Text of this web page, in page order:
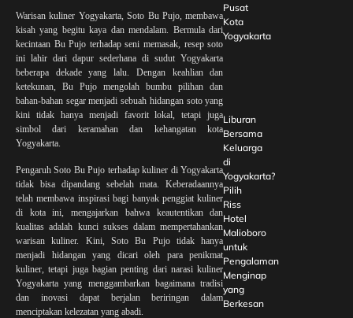
Warisan kuliner Yogyakarta, Soto Bu Pujo, membawa
kisah yang begitu kaya dan mendalam. Bermula dari
kecintaan Bu Pujo terhadap seni memasak, resep soto
ini lahir dari dapur sederhana di sudut Yogyakarta
beberapa dekade yang lalu. Dengan keahlian dan
ketekunan, Bu Pujo mengolah bumbu pilihan dan
bahan-bahan segar menjadi sebuah hidangan soto yang
kini tidak hanya menjadi favorit lokal, tetapi juga
simbol dari keramahan dan kehangatan kota
Yogyakarta.
Pengaruh Soto Bu Pujo terhadap kuliner di Yogyakarta
tidak bisa dipandang sebelah mata. Keberadaannya
telah membawa inspirasi bagi banyak penggiat kuliner
di kota ini, mengajarkan bahwa keautentikan dan
kualitas adalah kunci sukses dalam mempertahankan
warisan kuliner. Kini, Soto Bu Pujo tidak hanya
menjadi hidangan yang dicari oleh para penikmat
kuliner, tetapi juga bagian penting dari narasi kuliner
Yogyakarta yang menggambarkan bagaimana tradisi
dan inovasi dapat berjalan beriringan dalam
menciptakan kelezatan yang abadi.
Pusat
Kota
Yogyakarta
Liburan
Bersama
Keluarga
di
Yogyakarta?
Pilih
Riss
Hotel
Malioboro
untuk
Pengalaman
Menginap
yang
Berkesan